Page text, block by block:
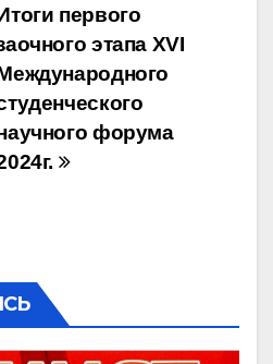
первого
этапа XVI
форума